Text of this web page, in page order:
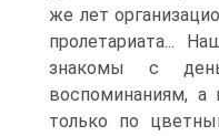
же лет
пролетариата...
знакомы с
воспоминаниям,
только по